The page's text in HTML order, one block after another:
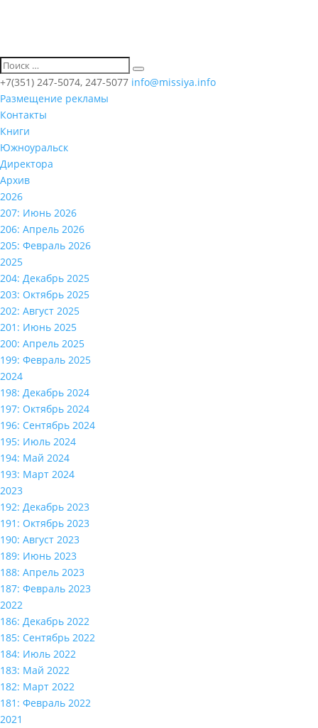
+7(351) 247-5074, 247-5077 info@missiya.info
Размещение рекламы
Контакты
Книги
Южноуральск
Директора
Архив
2026
207: Июнь 2026
206: Апрель 2026
205: Февраль 2026
2025
204: Декабрь 2025
203: Октябрь 2025
202: Август 2025
201: Июнь 2025
200: Апрель 2025
199: Февраль 2025
2024
198: Декабрь 2024
197: Октябрь 2024
196: Сентябрь 2024
195: Июль 2024
194: Май 2024
193: Март 2024
2023
192: Декабрь 2023
191: Октябрь 2023
190: Август 2023
189: Июнь 2023
188: Апрель 2023
187: Февраль 2023
2022
186: Декабрь 2022
185: Сентябрь 2022
184: Июль 2022
183: Май 2022
182: Март 2022
181: Февраль 2022
2021